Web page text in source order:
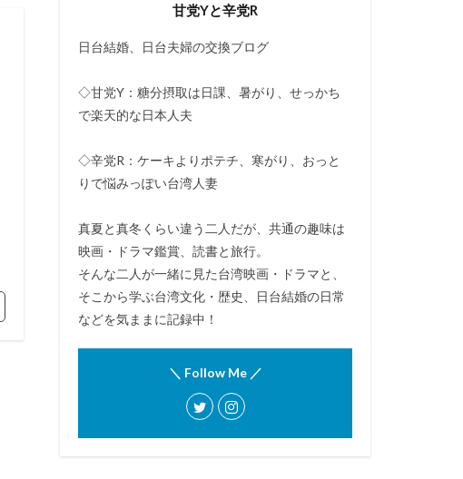
甘党Yと辛党R
日台結婚、日台夫婦の交換ブログ
◇甘党Y：糖分摂取は日課、暑がり、せっかち
で楽天的な日本人夫
◇辛党R：ケーキよりポテチ、寒がり、おっと
りで悩みっぽい台湾人妻
真夏と真冬くらい違う二人だが、共通の趣味は
映画・ドラマ鑑賞、読書と旅行。
そんな二人が一緒に見た台湾映画・ドラマと、
そこから学ぶ台湾文化・歴史、日台結婚の日常
などを気ままに記録中！
＼ Follow Me ／